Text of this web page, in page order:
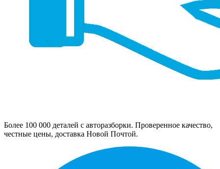
Более 100 000 деталей с авторазборки. Проверенное качество,
честные цены, доставка Новой Почтой.